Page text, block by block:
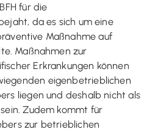
für die
da es sich um eine
Maßnahme auf
Maßnahmen zur
Erkrankungen können
eigenbetrieblichen
liegen und deshalb nicht als
Zudem kommt für
zur betrieblichen